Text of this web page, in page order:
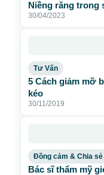
Niềng răng trong
30/04/2023
Tư Vấn
5 Cách giảm mỡ
kéo
30/11/2019
Đồng cảm & Chia sẻ
Bác sĩ thẩm mỹ